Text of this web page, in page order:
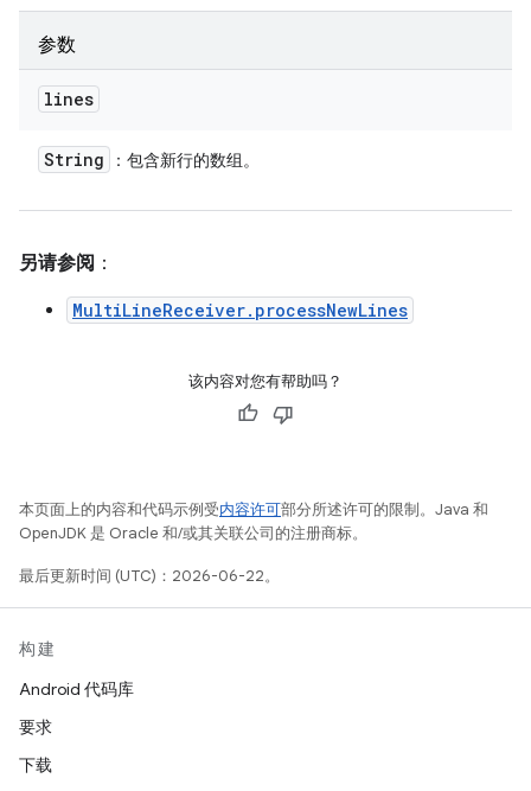
参数
lines
String ：包含新行的数组。
另请参阅 ：
MultiLineReceiver.processNewLines
该内容对您有帮助吗？
本页面上的内容和代码示例受内容许可部分所述许可的限制。Java 和
OpenJDK 是 Oracle 和/或其关联公司的注册商标。
最后更新时间 (UTC)：2026-06-22。
构建
Android 代码库
要求
下载